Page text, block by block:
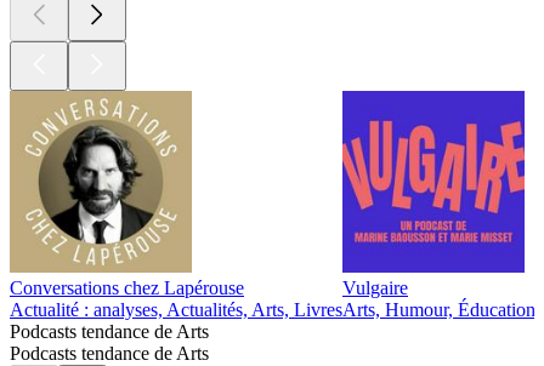
Conversations chez Lapérouse
Actualité : analyses, Actualités, Arts, Livres
Vulgaire
Arts, Humour, Éducation
Podcasts tendance de Arts
Podcasts tendance de Arts